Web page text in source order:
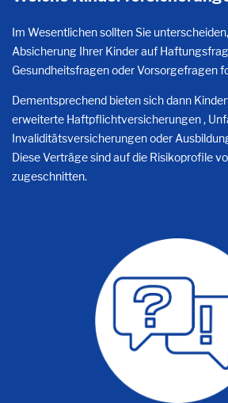
Im Wesentlichen sollten Sie
Absicherung Ihrer Kinder auf
Gesundheitsfragen oder Vorsorgefragen
Dementsprechend bieten sich dann
erweiterte Haftpflichtversicherungen ,
Invaliditätsversicherungen oder
Diese Verträge sind auf die Risikoprofile
zugeschnitten.